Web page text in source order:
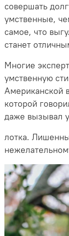
совершать
умственные,
самое, что
станет
Многие
умственную
Американской
которой
даже вызывал
лотка.